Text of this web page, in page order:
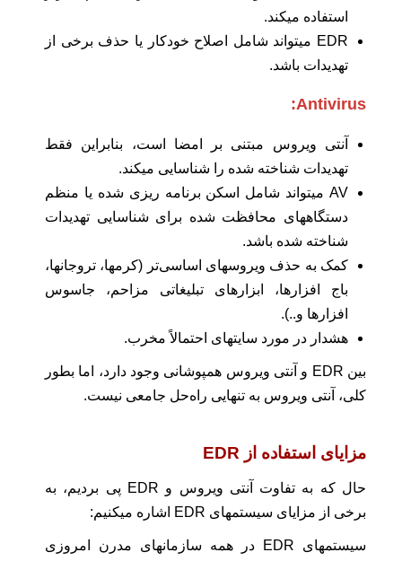
استفاده میکند.
EDR میتواند شامل اصلاح خودکار یا حذف برخی از
تهدیدات باشد.
Antivirus:
آنتی ویروس مبتنی بر امضا است، بنابراین فقط
تهدیدات شناخته شده را شناسایی میکند.
AV میتواند شامل اسکن برنامه ریزی شده یا منظم
دستگاههای محافظت شده برای شناسایی تهدیدات
شناخته شده باشد.
کمک به حذف ویروسهای اساسی‌تر (کرمها، تروجانها،
باج افزارها، ابزارهای تبلیغاتی مزاحم، جاسوس
افزارها و..).
هشدار در مورد سایتهای احتمالاً مخرب.
بین EDR و آنتی ویروس همپوشانی وجود دارد، اما بطور
کلی، آنتی ویروس به تنهایی راه‌حل جامعی نیست.
مزایای استفاده از EDR
حال که به تفاوت آنتی ویروس و EDR پی بردیم، به
برخی از مزایای سیستمهای EDR اشاره میکنیم:
سیستمهای EDR در همه سازمانهای مدرن امروزی